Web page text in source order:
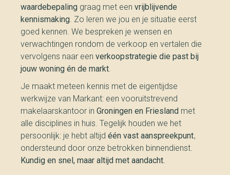
waardebepaling graag met eenvrijblijvende
kennismaking. Zo leren we jou en je situatie eerst
goed kennen. We bespreken je wensen en
verwachtingen rondom de verkoop en vertalen die
vervolgens naar eenverkoopstrategie die past bij
jouw woning én de markt.
Je maakt meteen kennis met de eigentijdse
werkwijze van Markant: een vooruitstrevend
makelaarskantoor inGroningen en Friesland met
alle disciplines in huis. Tegelijk houden we het
persoonlijk: je hebt altijdéén vast aanspreekpunt,
ondersteund door onze betrokken binnendienst.
Kundig en snel, maar altijd met aandacht.